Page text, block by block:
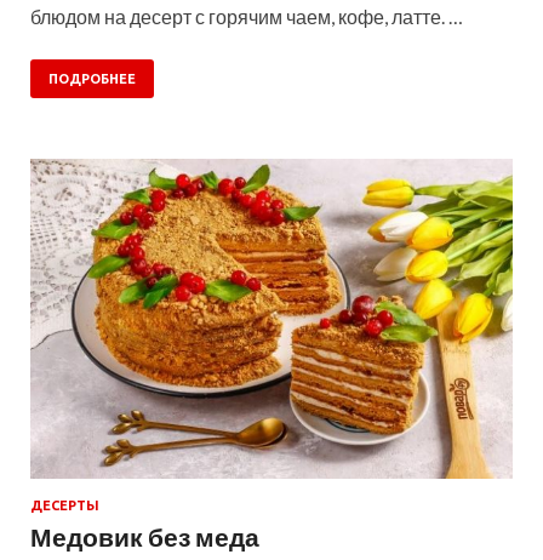
блюдом на десерт с горячим чаем, кофе, латте. …
ПОДРОБНЕЕ
ДЕСЕРТЫ
Медовик без меда